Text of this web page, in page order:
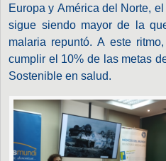
Europa y América del Norte,
sigue siendo mayor de la
malaria repuntó. A este
cumplir el 10% de las metas
Sostenible en salud.